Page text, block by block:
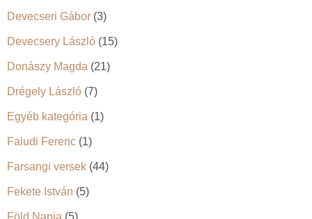
Devecseri Gábor (3)
Devecsery László (15)
Donászy Magda (21)
Drégely László (7)
Egyéb kategória (1)
Faludi Ferenc (1)
Farsangi versek (44)
Fekete István (5)
Föld Napja (5)